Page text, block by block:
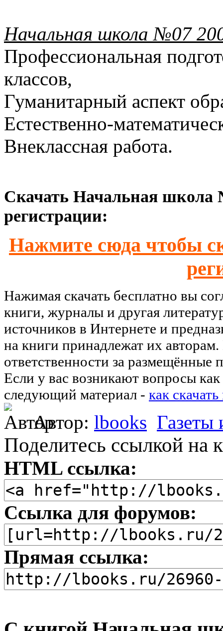
Начальная школа №07
Профессиональная
классов,
Гуманитарный аспект
Естественно-
Внеклассная работа.
Скачать Начальная школа
регистрации:
Нажмите сюда чтобы
Нажимая скачать бесплатно вы
книги, журналы и другая
источников в Интернете и
на книги принадлежат их
ответственности за размещённые
Если у вас возникают вопросы как
следующий материал - как
Автор: lbooks
Поделитесь ссылкой на
HTML ссылка:
Ссылка для форумов:
Прямая ссылка: